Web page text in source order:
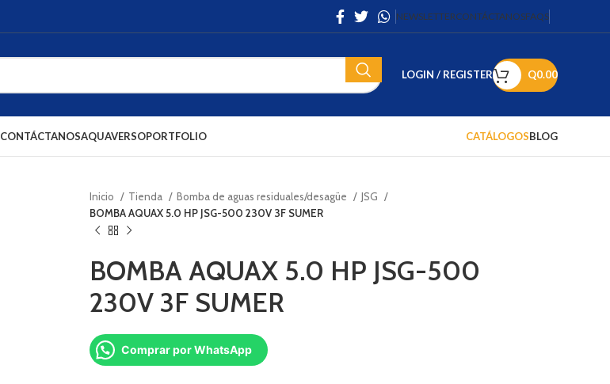
NEWSLETTERCONTÁCTANOSFAQS
LOGIN / REGISTER Q0.00
CONTÁCTANOSAQUAVERSOPORTFOLIO CATÁLOGOSBLOG
Inicio Tienda Bomba de aguas residuales/desagüe
JSG
BOMBA AQUAX 5.0 HP JSG-500 230V 3F SUMER
BOMBA AQUAX 5.0 HP JSG-500
230V 3F SUMER
Comprar por WhatsApp